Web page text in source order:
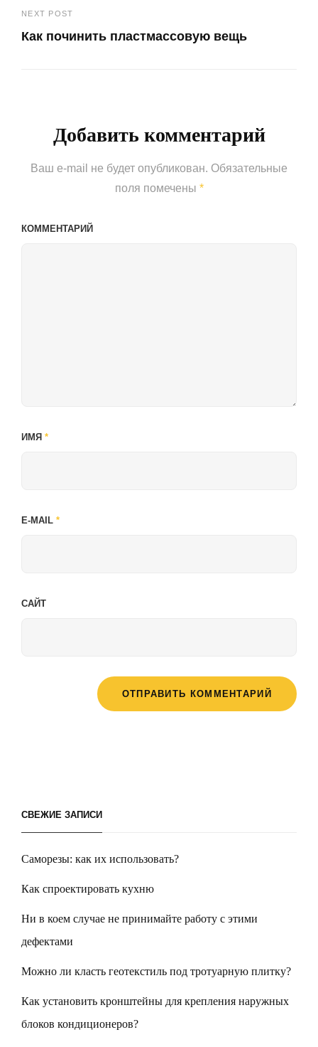
записям
Post
NEXT POST
Как починить пластмассовую вещь
Добавить комментарий
Ваш e-mail не будет опубликован. Обязательные
поля помечены *
КОММЕНТАРИЙ
ИМЯ *
E-MAIL *
САЙТ
СВЕЖИЕ ЗАПИСИ
Саморезы: как их использовать?
Как спроектировать кухню
Ни в коем случае не принимайте работу с этими
дефектами
Можно ли класть геотекстиль под тротуарную плитку?
Как установить кронштейны для крепления наружных
блоков кондиционеров?